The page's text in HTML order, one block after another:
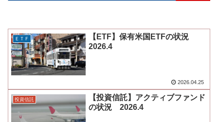
ＥＴＦ
【ETF】保有米国ETFの状況
2026.4
2026.04.25
投資信託
【投資信託】アクティブファンド
の状況 2026.4